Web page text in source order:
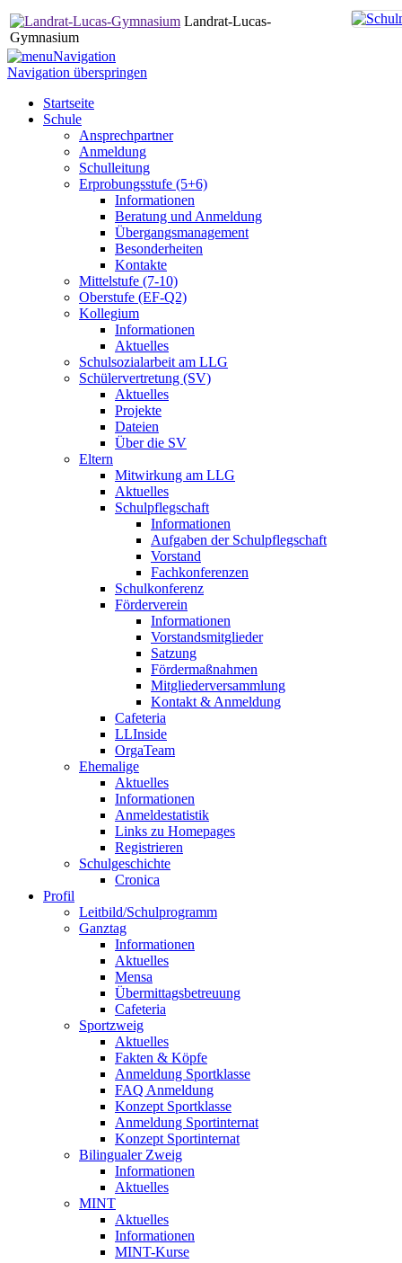
Landrat-Lucas-
Gymnasium
Navigation
Navigation überspringen
Startseite
Schule
Ansprechpartner
Anmeldung
Schulleitung
Erprobungsstufe (5+6)
Informationen
Beratung und Anmeldung
Übergangsmanagement
Besonderheiten
Kontakte
Mittelstufe (7-10)
Oberstufe (EF-Q2)
Kollegium
Informationen
Aktuelles
Schulsozialarbeit am LLG
Schülervertretung (SV)
Aktuelles
Projekte
Dateien
Über die SV
Eltern
Mitwirkung am LLG
Aktuelles
Schulpflegschaft
Informationen
Aufgaben der Schulpflegschaft
Vorstand
Fachkonferenzen
Schulkonferenz
Förderverein
Informationen
Vorstandsmitglieder
Satzung
Fördermaßnahmen
Mitgliederversammlung
Kontakt & Anmeldung
Cafeteria
LLInside
OrgaTeam
Ehemalige
Aktuelles
Informationen
Anmeldestatistik
Links zu Homepages
Registrieren
Schulgeschichte
Cronica
Profil
Leitbild/Schulprogramm
Ganztag
Informationen
Aktuelles
Mensa
Übermittagsbetreuung
Cafeteria
Sportzweig
Aktuelles
Fakten & Köpfe
Anmeldung Sportklasse
FAQ Anmeldung
Konzept Sportklasse
Anmeldung Sportinternat
Konzept Sportinternat
Bilingualer Zweig
Informationen
Aktuelles
MINT
Aktuelles
Informationen
MINT-Kurse